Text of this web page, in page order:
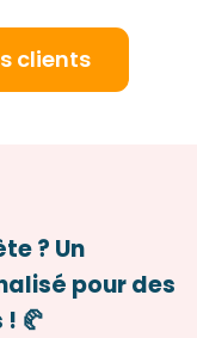
clients
? Un
pour des
🥐